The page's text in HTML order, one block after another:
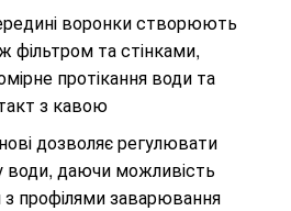
воронки створюють
фільтром та стінками,
протікання води та
з кавою
дозволяє регулювати
води, даючи можливість
профілями заварювання